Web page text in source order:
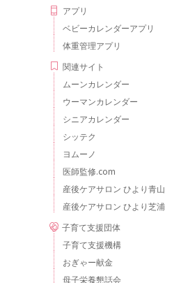
アプリ
ベビーカレンダーアプリ
体重管理アプリ
関連サイト
ムーンカレンダー
ウーマンカレンダー
シニアカレンダー
シッテク
ヨムーノ
医師監修.com
産後ケアサロン ひより青山
産後ケアサロン ひより芝浦
子育て支援団体
子育て支援機構
おぎゃー献金
母子栄養懇話会